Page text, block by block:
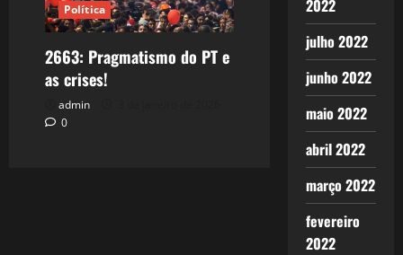
Política
2663: Pragmatismo do PT e
as crises!
admin
0
2022
julho 2022
junho 2022
maio 2022
abril 2022
março 2022
fevereiro
2022